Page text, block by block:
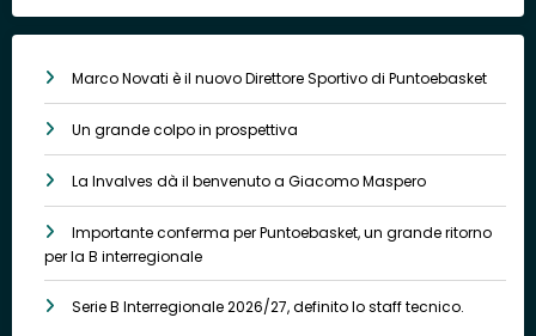
Marco Novati è il nuovo Direttore Sportivo di Puntoebasket
Un grande colpo in prospettiva
La Invalves dà il benvenuto a Giacomo Maspero
Importante conferma per Puntoebasket, un grande ritorno
per la B interregionale
Serie B Interregionale 2026/27, definito lo staff tecnico.